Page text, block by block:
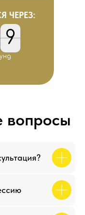
ЧЕРЕЗ:
9
8
8
9